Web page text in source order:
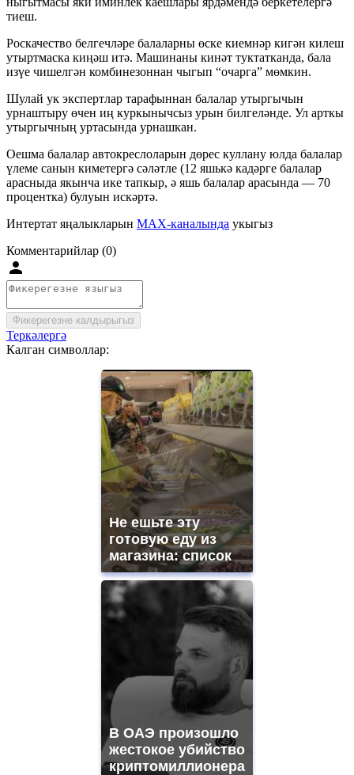
тиеш.
Роскачество белгечләре балаларны өске киемнәр кигән килеш
утыртмаска киңәш итә. Машинаны кинәт туктатканда, бала
изүе чишелгән комбинезоннан чыгып “очарга” мөмкин.
Шулай ук экспертлар тарафыннан балалар утыргычын
урнаштыру өчен иң куркынычсыз урын билгеләнде. Ул арткы
утыргычның уртасында урнашкан.
Оешма балалар автокреслоларын дөрес куллану юлда балалар
үлеме санын киметергә сәләтле (12 яшькә кадәрге балалар
арасныда якынча ике тапкыр, ә яшь балалар арасында — 70
процентка) булуын искәртә.
Интертат яңалыкларын MAX-каналында укыгыз
Комментарийлар (0)
Фикерегезне калдырыгыз
Теркәлергә
Калган символлар:
Не ешьте эту
готовую еду из
магазина: список
В ОАЭ произошло
жестокое убийство
криптомиллионера